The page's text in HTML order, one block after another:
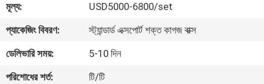
ভ্রমণ
মান
নিয়ন্ত্রণ
মূল্য:
USD5000-6800/set
প্যাকেজিং বিবরণ:
স্ট্যান্ডার্ড এক্সপোর্ট শক্ত কাগজ বাক্স
ডেলিভারি সময়:
5-10 দিন
পরিশোধের শর্ত:
টি/টি